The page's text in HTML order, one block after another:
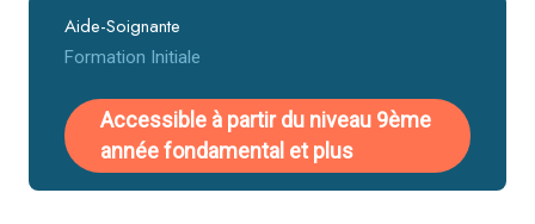
Aide-Soignante
Formation Initiale
Accessible à partir du niveau 9ème
année fondamental et plus